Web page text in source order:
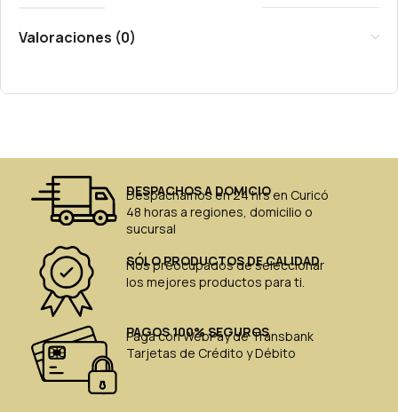
Valoraciones (0)
DESPACHOS A DOMICIO
Despachamos en 24 hrs en Curicó
48 horas a regiones, domicilio o
sucursal
SÓLO PRODUCTOS DE CALIDAD
Nos preocupados de seleccionar
los mejores productos para ti.
PAGOS 100% SEGUROS
Paga con WebPay de Transbank
Tarjetas de Crédito y Débito